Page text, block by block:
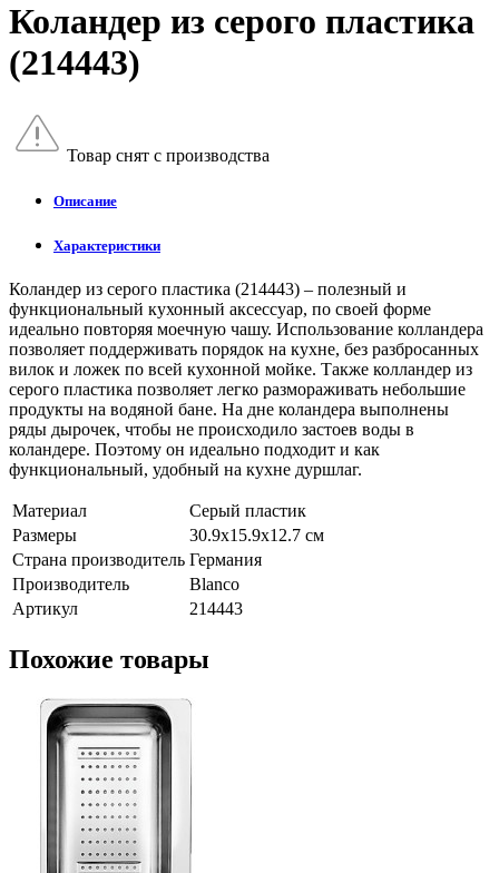
Коландер из серого пластика
(214443)
Товар снят с производства
Описание
Характеристики
Коландер из серого пластика (214443) – полезный и
функциональный кухонный аксессуар, по своей форме
идеально повторяя моечную чашу. Использование колландера
позволяет поддерживать порядок на кухне, без разбросанных
вилок и ложек по всей кухонной мойке. Также колландер из
серого пластика позволяет легко размораживать небольшие
продукты на водяной бане. На дне коландера выполнены
ряды дырочек, чтобы не происходило застоев воды в
коландере. Поэтому он идеально подходит и как
функциональный, удобный на кухне дуршлаг.
Материал
Серый пластик
Размеры
30.9x15.9x12.7 см
Страна производитель Германия
Производитель
Blanco
Артикул
214443
Похожие товары